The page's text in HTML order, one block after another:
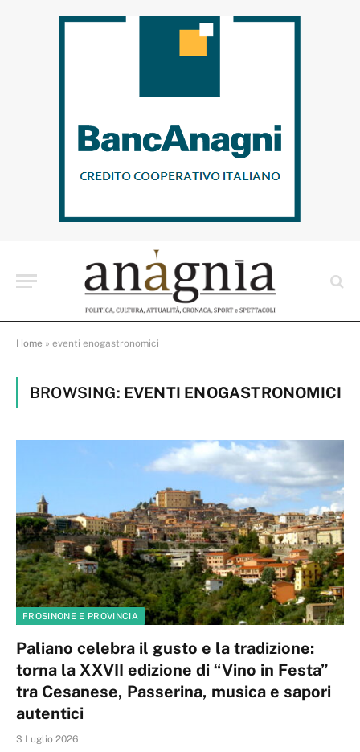
Home » eventi enogastronomici
BROWSING: EVENTI ENOGASTRONOMICI
FROSINONE E PROVINCIA
Paliano celebra il gusto e la tradizione:
torna la XXVII edizione di “Vino in Festa”
tra Cesanese, Passerina, musica e sapori
autentici
3 Luglio 2026